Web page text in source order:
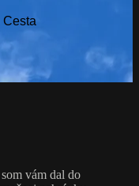
Cesta
vám dal do